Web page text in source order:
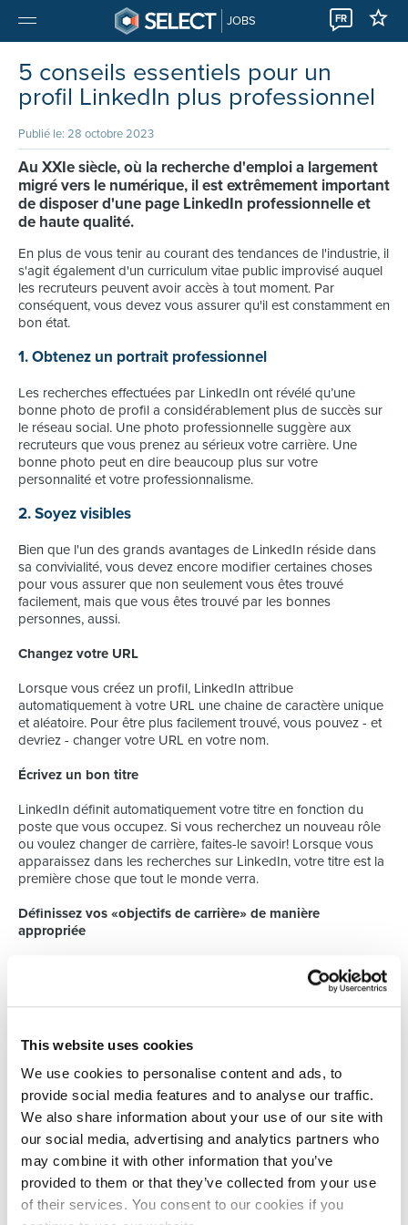
This website uses cookies
We use cookies to personalise content and ads, to
provide social media features and to analyse our traffic.
We also share information about your use of our site with
our social media, advertising and analytics partners who
may combine it with other information that you’ve
provided to them or that they’ve collected from your use
of their services. You consent to our cookies if you
JOBS FR
5 conseils essentiels pour un
profil LinkedIn plus professionnel
Publié le: 28 octobre 2023
Au XXIe siècle, où la recherche d'emploi a largement
migré vers le numérique, il est extrêmement important
de disposer d'une page LinkedIn professionnelle et
de haute qualité.
En plus de vous tenir au courant des tendances de l'industrie, il
s'agit également d'un curriculum vitae public improvisé auquel
les recruteurs peuvent avoir accès à tout moment. Par
conséquent, vous devez vous assurer qu'il est constamment en
bon état.
1. Obtenez un portrait professionnel
Les recherches effectuées par LinkedIn ont révélé qu’une
bonne photo de profil a considérablement plus de succès sur
le réseau social. Une photo professionnelle suggère aux
recruteurs que vous prenez au sérieux votre carrière. Une
bonne photo peut en dire beaucoup plus sur votre
personnalité et votre professionnalisme.
2. Soyez visibles
Bien que l'un des grands avantages de LinkedIn réside dans
sa convivialité, vous devez encore modifier certaines choses
pour vous assurer que non seulement vous êtes trouvé
facilement, mais que vous êtes trouvé par les bonnes
personnes, aussi.
Changez votre URL
Lorsque vous créez un profil, LinkedIn attribue
automatiquement à votre URL une chaine de caractère unique
et aléatoire. Pour être plus facilement trouvé, vous pouvez - et
devriez - changer votre URL en votre nom.
Écrivez un bon titre
LinkedIn définit automatiquement votre titre en fonction du
poste que vous occupez. Si vous recherchez un nouveau rôle
ou voulez changer de carrière, faites-le savoir! Lorsque vous
apparaissez dans les recherches sur LinkedIn, votre titre est la
première chose que tout le monde verra.
Définissez vos «objectifs de carrière» de manière
appropriée
Vous devriez informer la plate-forme quand vous recherchez
activement un nouveau poste ou quand vous restez où vous
3. Un résumé concis
Le résumé est l’endroit idéal pour raconter votre histoire au
monde. Vous devriez viser à remplir environ trois à cinq
paragraphes. Soyez donc précis et accrocheur. Dites qui vous
êtes et partagez vos objectifs en tant que professionnel.
Mentionnez les points clés de votre profil, votre compétence et
vos spécialités.